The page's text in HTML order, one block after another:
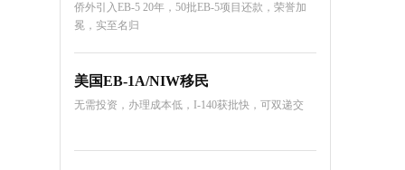
侨外引入EB-5 20年，50批EB-5项目还款，荣誉加
冕，实至名归
美国EB-1A/NIW移民
无需投资，办理成本低，I-140获批快，可双递交